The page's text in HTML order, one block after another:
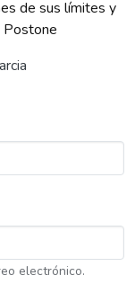
de sus límites y
Postone
electrónico.